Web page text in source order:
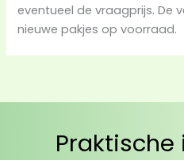
eventueel de vraagprijs. De
nieuwe pakjes op voorraad.